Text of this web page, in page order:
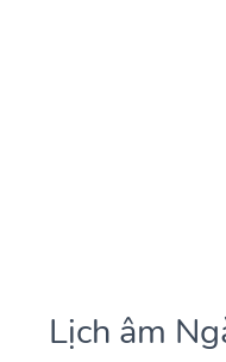
Lịch âm